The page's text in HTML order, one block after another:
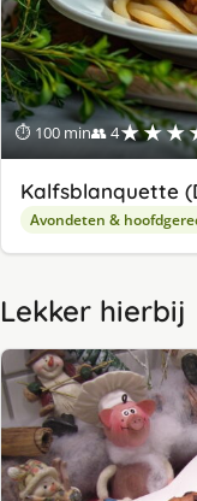
⏱ 100 min👥 4
Kalfsblanquette
Avondeten &
Lekker hierbij